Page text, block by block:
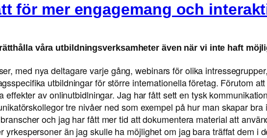
för mer engagemang och
våra utbildningsverksamheter även när vi inte haft
med nya deltagare varje gång, webinars för olika
utbildningar för större internationella företag. Förutom
av onlinutbidlningar. Jag har fått sett en tysk
tre nivåer ned som exempel på hur man skapar
och jag har fått mer tid att dokumentera material att
yrkespersoner än jag skulle ha möjlighet om jag bara träffat dem i